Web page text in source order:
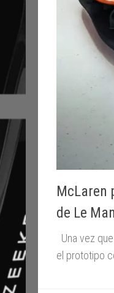
McLaren
de Le
Una vez
el prototipo